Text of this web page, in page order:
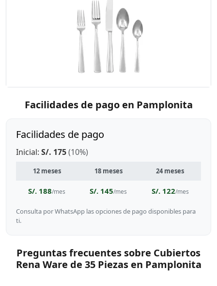
Facilidades de pago en Pamplonita
Facilidades de pago
Inicial: S/. 175(10%)
12 meses 18 meses 24 meses
S/. 188/mes S/. 145/mes S/. 122/mes
Consulta por WhatsApp las opciones de pago disponibles para
ti.
Preguntas frecuentes sobre Cubiertos
Rena Ware de 35 Piezas en Pamplonita